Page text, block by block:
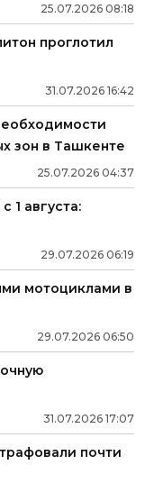
25.07.2026 08:18
проглотил
31.07.2026 16:42
зон в Ташкенте
25.07.2026 04:37
1 августа:
29.07.2026 06:19
мотоциклами в
29.07.2026 06:50
31.07.2026 17:07
почти